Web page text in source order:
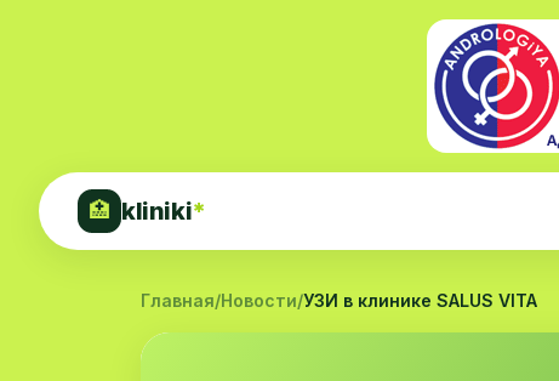
🏥 kliniki*
Главная/Новости/УЗИ в клинике SALUS VITA